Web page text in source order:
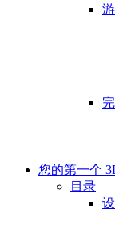
您的第一个
目录